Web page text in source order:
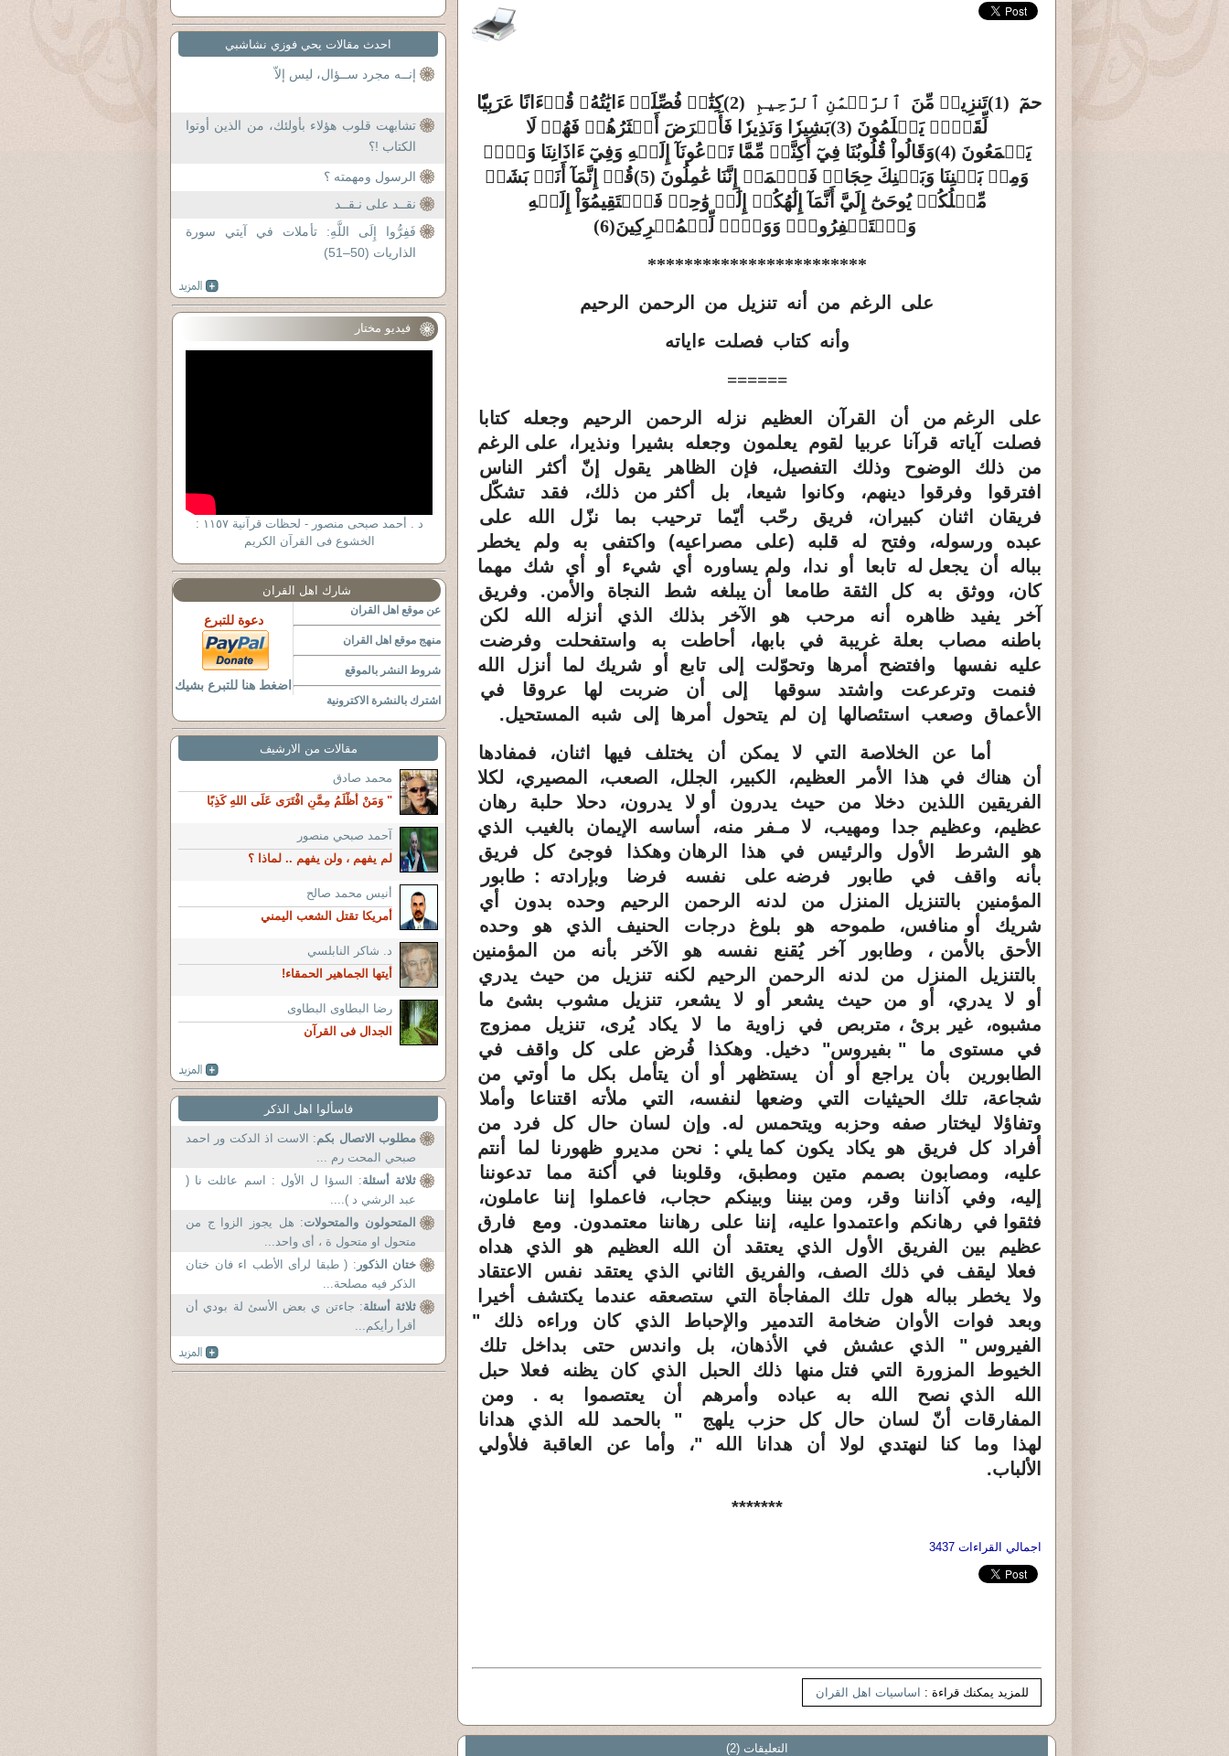
حمٓ (1)تَنزِيلٞ مِّنَ ٱلرَّحۡمَٰنِ ٱلرَّحِيمِ (2)
(3)
يَسۡمَعُونَ
(4)
(5)
مِّثۡلُكُمۡ يُوحَىٰٓ إِلَيَّ أَنَّمَآ إِلَٰهُكُمۡ إِلَٰهٞ وَٰحِدٞ فَٱسۡتَقِيمُوٓاْ إِلَيۡهِ
(6)
************************
على الرغم من أنه تنزيل من الرحمن الرحيم
وأنه كتاب فصلت ءاياته
======
على الرغم من أن القرآن العظيم نزله الرحمن الرحيم وجعله كتابا
فصلت آياته قرآنا عربيا لقوم يعلمون وجعله بشيرا ونذيرا، على الرغم
من ذلك الوضوح وذلك التفصيل، فإن الظاهر يقول إنّ أكثر الناس
افترقوا وفرقوا دينهم، وكانوا شيعا، بل أكثر من ذلك، فقد تشكّل
فريقان اثنان كبيران، فريق رحّب أيّما ترحيب بما نزّل الله على
عبده ورسوله، وفتح له قلبه (على مصراعيه) واكتفى به ولم يخطر
بباله أن يجعل له تابعا أو ندا، ولم يساوره أي شيء أو أي شك مهما
كان، ووثق به كل الثقة طامعا أن يبلغه شط النجاة والأمن. وفريق
آخر يفيد ظاهره أنه مرحب هو الآخر بذلك الذي أنزله الله لكن
باطنه مصاب بعلة غريبة في بابها، أحاطت به واستفحلت وفرضت
عليه نفسها وافتضح أمرها وتحوّلت إلى تابع أو شريك لما أنزل الله
فنمت وترعرعت واشتد سوقها إلى أن ضربت لها عروقا في
الأعماق وصعب استئصالها إن لم يتحول أمرها إلى شبه المستحيل.
أما عن الخلاصة التي لا يمكن أن يختلف فيها اثنان، فمفادها
أن هناك في هذا الأمر العظيم، الكبير، الجلل، الصعب، المصيري، لكلا
الفريقين اللذين دخلا من حيث يدرون أو لا يدرون، دحلا حلبة رهان
عظيم، وعظيم جدا ومهيب، لا مـفر منه، أساسه الإيمان بالغيب الذي
هو الشرط الأول والرئيس في هذا الرهان وهكذا فوجئ كل فريق
بأنه واقف في طابور فرضه على نفسه فرضا وبإرادته : طابور
المؤمنين بالتنزيل المنزل من لدنه الرحمن الرحيم وحده بدون أي
شريك أو منافس، طموحه هو بلوغ درجات الحنيف الذي هو وحده
الأحق بالأمن ، وطابور آخر يُقنع نفسه هو الآخر بأنه من المؤمنين
بالتنزيل المنزل من لدنه الرحمن الرحيم لكنه تنزيل من حيث يدري
أو لا يدري، أو من حيث يشعر أو لا يشعر، تنزيل مشوب بشئ ما
مشبوه، غير برئ ، متربص في زاوية ما لا يكاد يُرى، تنزيل ممزوج
في مستوى ما " بفيروس" دخيل. وهكذا فُرض على كل واقف في
الطابورين بأن يراجع أو أن يستظهر أو أن يتأمل بكل ما أوتي من
شجاعة، تلك الحيثيات التي وضعها لنفسه، التي ملأته اقتناعا وأملا
وتفاؤلا ليختار صفه وحزبه ويتحمس له. وإن لسان حال كل فرد من
أفراد كل فريق هو يكاد يكون كما يلي : نحن مديرو ظهورنا لما أنتم
عليه، ومصابون بصمم متين ومطبق، وقلوبنا في أكنة مما تدعوننا
إليه، وفي آذاننا وقر، ومن بيننا وبينكم حجاب، فاعملوا إننا عاملون،
فثقوا في رهانكم واعتمدوا عليه، إننا على رهاننا معتمدون. ومع فارق
عظيم بين الفريق الأول الذي يعتقد أن الله العظيم هو الذي هداه
فعلا ليقف في ذلك الصف، والفريق الثاني الذي يعتقد نفس الاعتقاد
ولا يخطر بباله هول تلك المفاجأة التي ستصعقه عندما يكتشف أخيرا
وبعد فوات الأوان ضخامة التدمير والإحباط الذي كان وراءه ذلك "
الفيروس " الذي عشش في الأذهان، بل واندس حتى بداخل تلك
الخيوط المزورة التي فتل منها ذلك الحبل الذي كان يظنه فعلا حبل
الله الذي نصح الله به عباده وأمرهم أن يعتصموا به . ومن
المفارقات أنّ لسان حال كل حزب يلهج " بالحمد لله الذي هدانا
لهذا وما كنا لنهتدي لولا أن هدانا الله "، وأما عن العاقبة فلأولي
الألباب.
*******
اجمالي القراءات 3437
للمزيد يمكنك قراءة : اساسيات اهل القران
التعليقات (2)
احدث مقالات يحي فوزي نشاشبي
إنــه مجرد ســؤال، ليس إلاّ
تشابهت قلوب هؤلاء بأولئك، من الذين أوتوا
الكتاب !؟
الرسول ومهمته ؟
نقــد على نـقــد
فَفِرُّوا إِلَى اللَّهِ: تأملات في آيتي سورة
الذاريات (50–51)
فيديو مختار
د . أحمد صبحى منصور - لحظات قرآنية ١١٥٧ :
الخشوع فى القرآن الكريم
شارك اهل القران
عن موقع اهل القران
منهج موقع اهل القران
شروط النشر بالموقع
اشترك بالنشرة الاكترونية
دعوة للتبرع
اضغط هنا للتبرع بشيك
مقالات من الارشيف
محمد صادق
" وَمَنْ أَظْلَمُ مِمَّنِ افْتَرَى عَلَى اللهِ كَذِبًا
آحمد صبحي منصور
لم يفهم ، ولن يفهم .. لماذا ؟
أنيس محمد صالح
أمريكا تقتل الشعب اليمني
د. شاكر النابلسي
أيتها الجماهير الحمقاء!
رضا البطاوى البطاوى
الجدال فى القرآن
فاسألوا اهل الذكر
مطلوب الاتصال بكم: الاست اذ الدكت ور احمد
صبحي المحت رم ...
ثلاثة أسئلة: السؤا ل الأول : اسم عائلت نا (
عبد الرشي د )....
المتحولون والمتحولات: هل يجوز الزوا ج من
متحول او متحول ة ، أى واحد...
ختان الذكور : ( طبقا لرأى الأطب اء فان ختان
الذكر فيه مصلحة...
ثلاثة أسئلة: جاءتن ي بعض الأسئ لة بودي أن
أقرأ رأيكم...